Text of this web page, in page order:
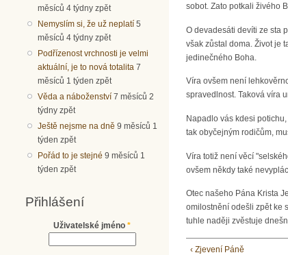
měsíců 4 týdny zpět
Nemyslím si, že už neplatí 5
měsíců 4 týdny zpět
Podřízenost vrchnosti je velmi
aktuální, je to nová totalita 7
měsíců 1 týden zpět
Věda a náboženství 7 měsíců 2
týdny zpět
Ještě nejsme na dně 9 měsíců 1
týden zpět
Pořád to je stejné 9 měsíců 1
týden zpět
Přihlášení
Uživatelské jméno *
sobot. Zato potkali živého
O devadesáti devíti ze sta
však zůstal doma. Život je
jedinečného Boha.
Víra ovšem není
spravedlnost. Taková víra
Napadlo vás kdesi
tak obyčejným rodičům,
Víra totiž není věcí
ovšem někdy také
Otec našeho Pána Krista
omilostnění odešli zpět ke
tuhle naději zvěstuje
‹ Zjevení Páně